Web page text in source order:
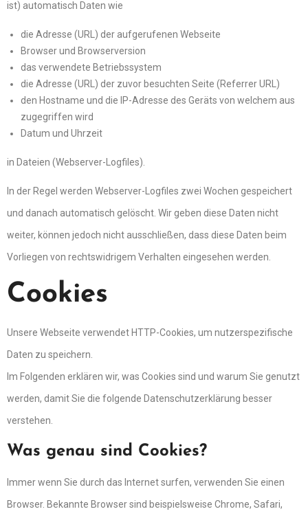
ist) automatisch Daten wie
die Adresse (URL) der aufgerufenen Webseite
Browser und Browserversion
das verwendete Betriebssystem
die Adresse (URL) der zuvor besuchten Seite (Referrer URL)
den Hostname und die IP-Adresse des Geräts von welchem aus
zugegriffen wird
Datum und Uhrzeit
in Dateien (Webserver-Logfiles).
In der Regel werden Webserver-Logfiles zwei Wochen gespeichert
und danach automatisch gelöscht. Wir geben diese Daten nicht
weiter, können jedoch nicht ausschließen, dass diese Daten beim
Vorliegen von rechtswidrigem Verhalten eingesehen werden.
Cookies
Unsere Webseite verwendet HTTP-Cookies, um nutzerspezifische
Daten zu speichern.
Im Folgenden erklären wir, was Cookies sind und warum Sie genutzt
werden, damit Sie die folgende Datenschutzerklärung besser
verstehen.
Was genau sind Cookies?
Immer wenn Sie durch das Internet surfen, verwenden Sie einen
Browser. Bekannte Browser sind beispielsweise Chrome, Safari,